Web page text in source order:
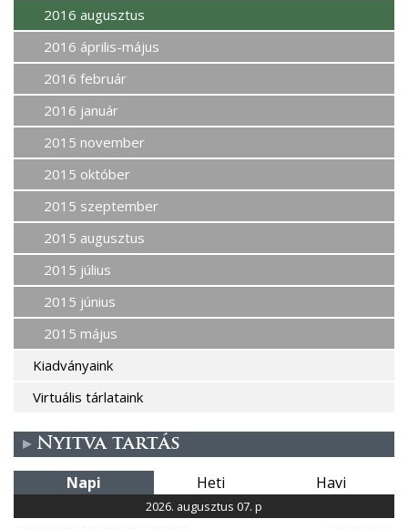
2016 augusztus
2016 április-május
2016 február
2016 január
2015 november
2015 október
2015 szeptember
2015 augusztus
2015 július
2015 június
2015 május
Kiadványaink
Virtuális tárlataink
Nyitva tartás
Napi Heti Havi
2026. augusztus 07. p